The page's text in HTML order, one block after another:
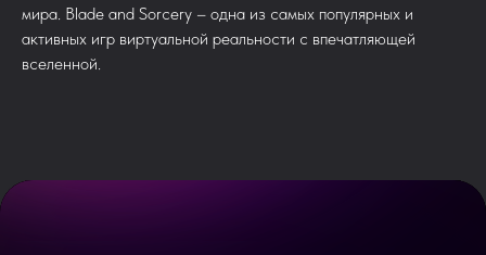
мира. Blade and Sorcery – одна из самых популярных и
активных игр виртуальной реальности с впечатляющей
вселенной.